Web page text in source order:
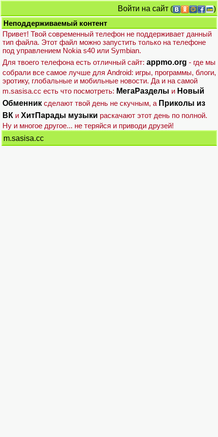
Войти на сайт (
)
Неподдерживаемый контент
Привет! Твой современный телефон не поддерживает данный
тип файла. Этот файл можно запустить только на телефоне
под управлением Nokia s40 или Symbian.
Для твоего телефона есть отличный сайт: appmo.org - где мы
собрали все самое лучше для Android: игры, программы, блоги,
эротику, глобальные и мобильные новости. Да и на самой
m.sasisa.cc есть что посмотреть: МегаРазделы и Новый
Обменник сделают твой день не скучным, а Приколы из
ВК и ХитПарады музыки раскачают этот день по полной.
Ну и многое другое... не теряйся и приводи друзей!
m.sasisa.cc